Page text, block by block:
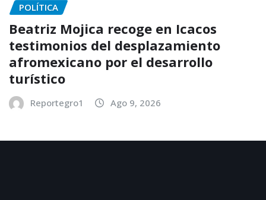
POLÍTICA
Beatriz Mojica recoge en Icacos
testimonios del desplazamiento
afromexicano por el desarrollo
turístico
Reportegro1 Ago 9, 2026